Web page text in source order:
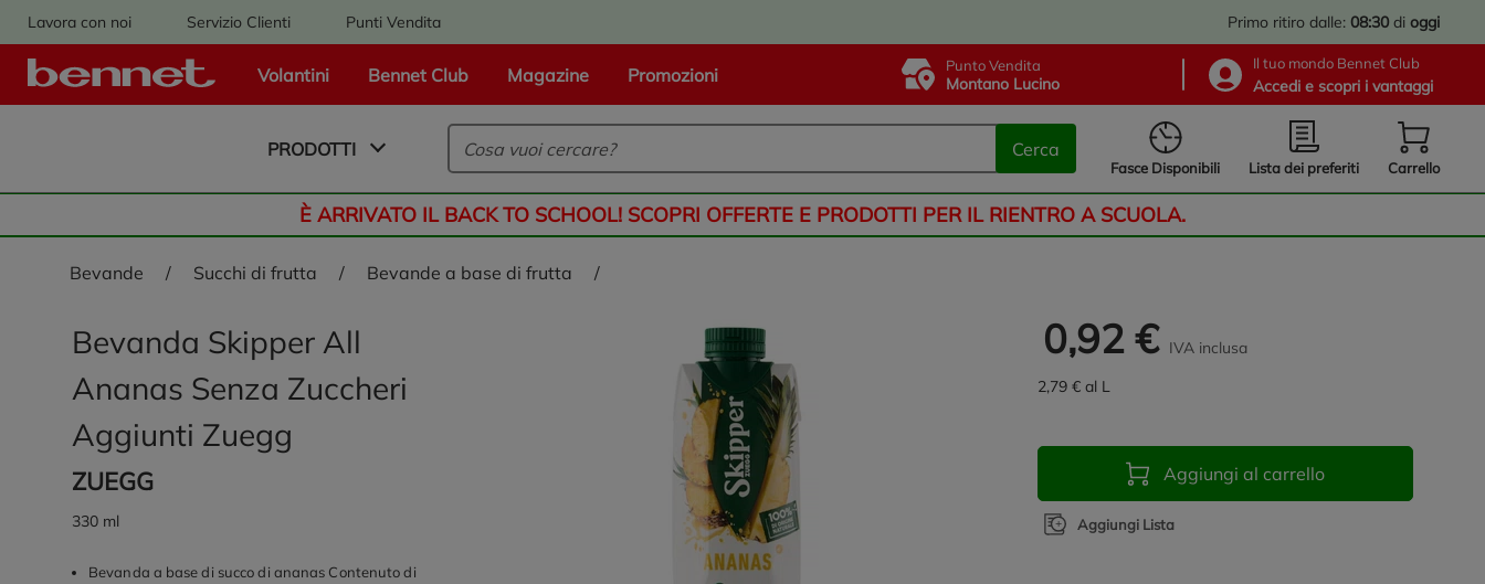
Lavora con noi Servizio Clienti Punti Vendita Primo ritiro dalle: 08:30 di oggi
Volantini Bennet Club Magazine Promozioni Punto Vendita
Montano Lucino
Il tuo mondo Bennet Club
Accedi e scopri i vantaggi
Logo Bennet - Torna alla homepage
PRODOTTI Cerca
Fasce Disponibili Lista dei preferiti Carrello
È ARRIVATO IL BACK TO SCHOOL! SCOPRI OFFERTE E PRODOTTI PER IL RIENTRO A SCUOLA.
bevande / succhi di frutta / bevande a base di frutta /
Bevanda Skipper All
Ananas Senza Zuccheri
Aggiunti Zuegg
ZUEGG
330 ml
Bevanda a base di succo di ananas Contenuto di
0,92 € IVA inclusa
2,79 € al L
Aggiungi al carrello
Aggiungi Lista